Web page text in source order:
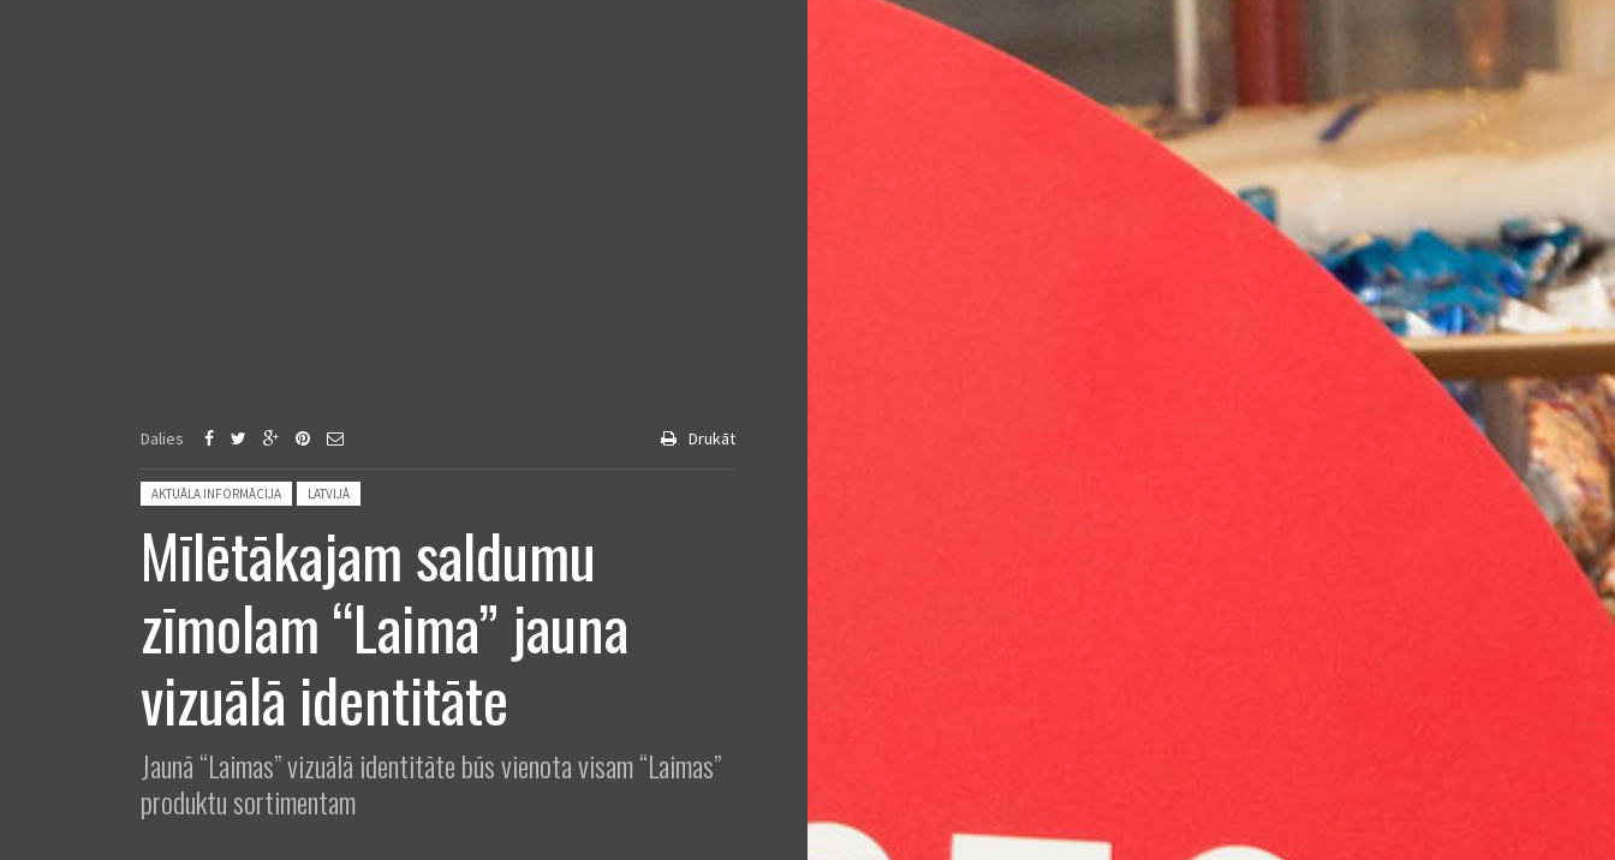
Dalies Drukāt
Posted in:
AKTUĀLA INFORMĀCIJA LATVIJĀ
Mīlētākajam saldumu
zīmolam “Laima” jauna
vizuālā identitāte
Jaunā “Laimas” vizuālā identitāte būs vienota visam “Laimas”
produktu sortimentam